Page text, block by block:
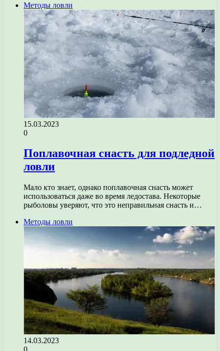
Методы ловли
15.03.2023
0
Поплавочная снасть для подледной
ловли
Мало кто знает, однако поплавочная снасть может
использоваться даже во время ледостава. Некоторые
рыболовы уверяют, что это неправильная снасть и…
Методы ловли
14.03.2023